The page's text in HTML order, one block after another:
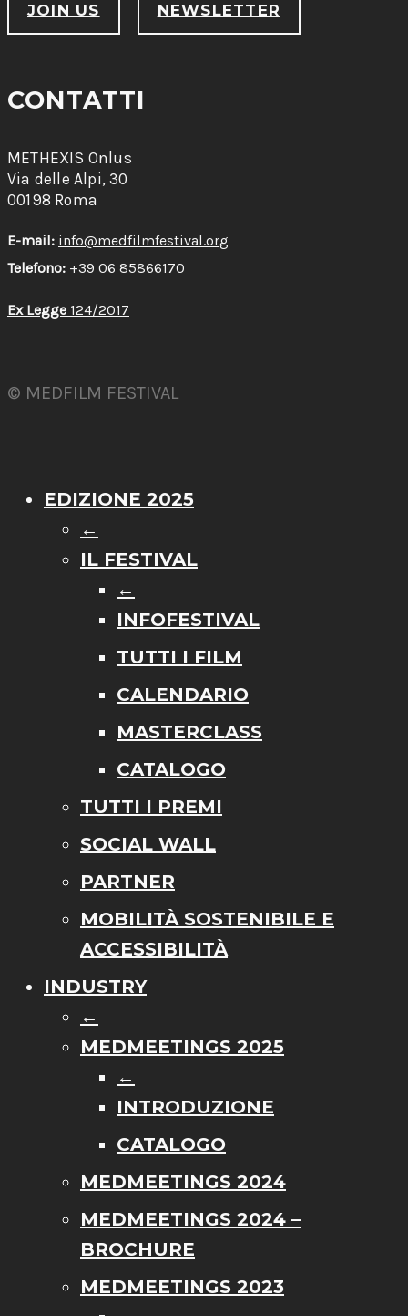
JOIN US NEWSLETTER
CONTATTI
METHEXIS Onlus
Via delle Alpi, 30
00198 Roma
E-mail: info@medfilmfestival.org
Telefono: +39 06 85866170
Ex Legge 124/2017
© MEDFILM FESTIVAL
EDIZIONE 2025
←
IL FESTIVAL
←
INFOFESTIVAL
TUTTI I FILM
CALENDARIO
MASTERCLASS
CATALOGO
TUTTI I PREMI
SOCIAL WALL
PARTNER
MOBILITÀ SOSTENIBILE E
ACCESSIBILITÀ
INDUSTRY
←
MEDMEETINGS 2025
←
INTRODUZIONE
CATALOGO
MEDMEETINGS 2024
MEDMEETINGS 2024 –
BROCHURE
MEDMEETINGS 2023